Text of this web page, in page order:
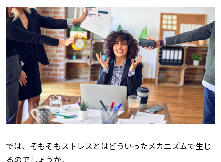
では、そもそもストレスとはどういったメカニズムで生じ
るのでしょうか。